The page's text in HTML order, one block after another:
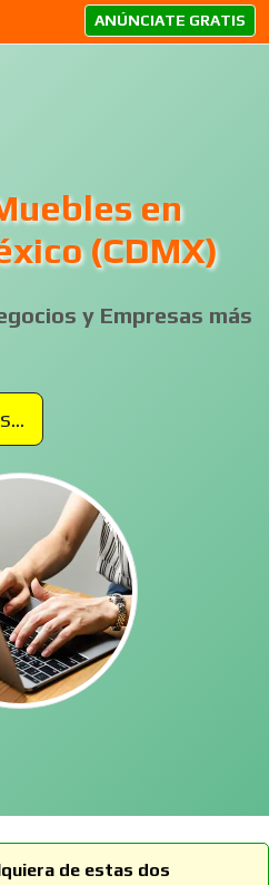
ANÚNCIATE GRATIS
en
(CDMX)
y Empresas más
de estas dos